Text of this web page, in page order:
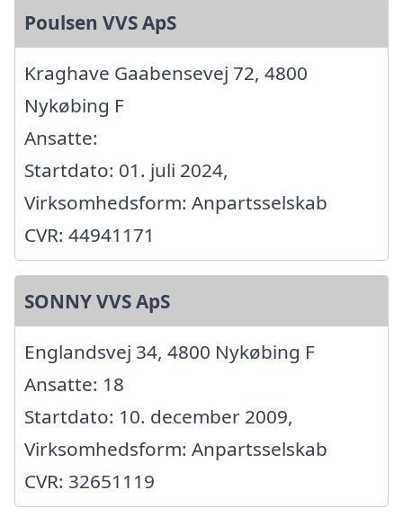
Poulsen VVS ApS
Kraghave Gaabensevej 72, 4800
Nykøbing F
Ansatte:
Startdato: 01. juli 2024,
Virksomhedsform: Anpartsselskab
CVR: 44941171
SONNY VVS ApS
Englandsvej 34, 4800 Nykøbing F
Ansatte: 18
Startdato: 10. december 2009,
Virksomhedsform: Anpartsselskab
CVR: 32651119